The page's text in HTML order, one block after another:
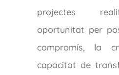
projectes
oportunitat per
compromís, la
capacitat de